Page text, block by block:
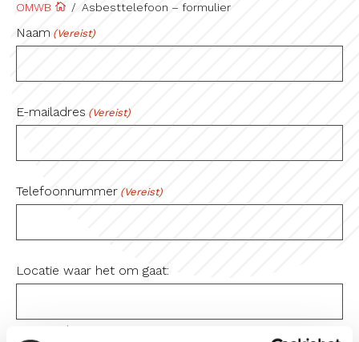
OMWB / Asbesttelefoon – formulier
Naam (Vereist)
E-mailadres (Vereist)
Telefoonnummer (Vereist)
Locatie waar het om gaat:
Straat + huisnummer